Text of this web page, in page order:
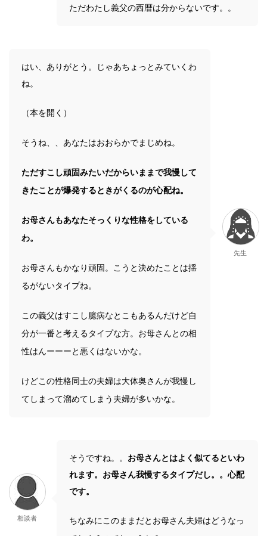
ただわたし義父の西暦は分からないです。。
はい、ありがとう。じゃあちょっとみていくわ
ね。
（本を開く）
そうね、、あなたはおおらかでまじめね。
ただすこし頑固みたいだからいままで我慢して
きたことが爆発するときがくるのが心配ね。
お母さんもあなたそっくりな性格をしている
わ。
お母さんもかなり頑固。こうと決めたことは揺
るがないタイプね。
この義父はすこし臆病なとこもあるんだけど自
分が一番と考えるタイプな方。お母さんとの相
性はんーーーと悪くはないかな。
けどこの性格同士の夫婦は大体奥さんが我慢し
てしまって溜めてしまう夫婦が多いかな。
先生
相談者
そうですね。。 お母さんとはよく似てるといわ
れます。お母さん我慢するタイプだし。。心配
です。
ちなみにこのままだとお母さん夫婦はどうなっ